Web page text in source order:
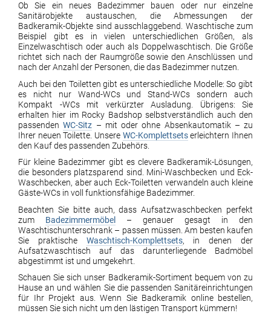
Ob Sie ein neues Badezimmer bauen oder nur einzelne
Sanitärobjekte austauschen, die Abmessungen der
Badkeramik-Objekte sind ausschlaggebend. Waschtische zum
Beispiel gibt es in vielen unterschiedlichen Größen, als
Einzelwaschtisch oder auch als Doppelwaschtisch. Die Größe
richtet sich nach der Raumgröße sowie den Anschlüssen und
nach der Anzahl der Personen, die das Badezimmer nutzen.
Auch bei den Toiletten gibt es unterschiedliche Modelle: So gibt
es nicht nur Wand-WCs und Stand-WCs sondern auch
Kompakt -WCs mit verkürzter Ausladung. Übrigens: Sie
erhalten hier im Rocky Badshop selbstverständlich auch den
passendenWC-Sitz – mit oder ohne Absenkautomatik – zu
Ihrer neuen Toilette. Unsere WC-Komplettsetserleichtern Ihnen
den Kauf des passenden Zubehörs.
Für kleine Badezimmer gibt es clevere Badkeramik-Lösungen,
die besonders platzsparend sind. Mini-Waschbecken und Eck-
Waschbecken, aber auch Eck-Toiletten verwandeln auch kleine
Gäste-WCs in voll funktionsfähige Badezimmer.
Beachten Sie bitte auch, dass Aufsatzwaschbecken perfekt
zum Badezimmermöbel – genauer gesagt in den
Waschtischunterschrank – passen müssen. Am besten kaufen
Sie praktische Waschtisch-Komplettsets, in denen der
Aufsatzwaschtisch auf das darunterliegende Badmöbel
abgestimmt ist und umgekehrt.
Schauen Sie sich unser Badkeramik-Sortiment bequem von zu
Hause an und wählen Sie die passenden Sanitäreinrichtungen
für Ihr Projekt aus. Wenn Sie Badkeramik online bestellen,
müssen Sie sich nicht um den lästigen Transport kümmern!